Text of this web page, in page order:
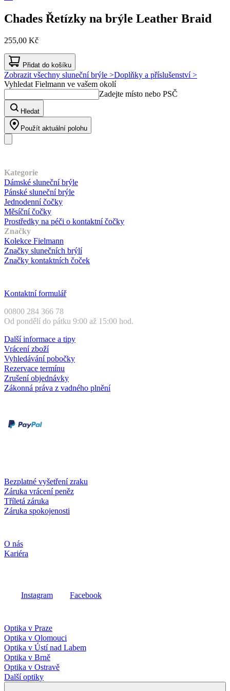
Chades Řetízky na brýle Leather Braid
255,00 Kč
Přidat do košíku
Zobrazit všechny sluneční brýle >Doplňky a příslušenství >
Vyhledat Fielmann ve vašem okolí
Zadejte místo nebo PSČ
Hledat
Použít aktuální polohu
Kategorie
Dámské sluneční brýle
Pánské sluneční brýle
Jednodenní čočky
Měsíční čočky
Prostředky na péči o kontaktní čočky
Značky
Kolekce Fielmann
Značky slunečních brýlí
Značky kontaktních čoček
Kontaktní formulář
00800 284 366 78
Od pondělí do pátku 9:00 až 15:00 hod.
Další informace a tipy
Vrácení zboží
Vyhledávání pobočky
Rezervace termínu
Zrušení objednávky
Zákonná práva z vadného plnění
Bezplatné vyšetření zraku
Záruka vrácení peněz
Tříletá záruka
Záruka spokojenosti
O nás
Kariéra
Instagram Facebook
Optika v Praze
Optika v Olomouci
Optika v Ústí nad Labem
Optika v Brně
Optika v Ostravě
Další optiky